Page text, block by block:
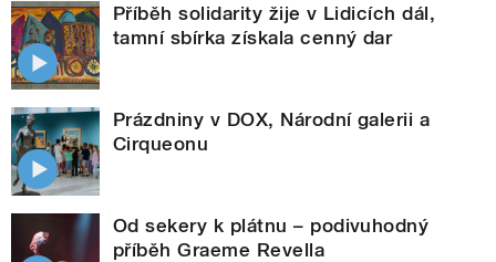
Příběh solidarity žije v Lidicích dál,
tamní sbírka získala cenný dar
Prázdniny v DOX, Národní galerii a
Cirqueonu
Od sekery k plátnu – podivuhodný
příběh Graeme Revella